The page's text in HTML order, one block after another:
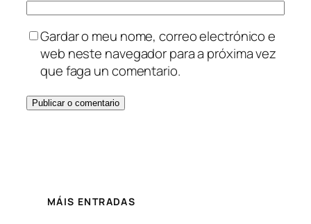
Gardar o meu nome, correo electrónico e
web neste navegador para a próxima vez
que faga un comentario.
MÁIS ENTRADAS